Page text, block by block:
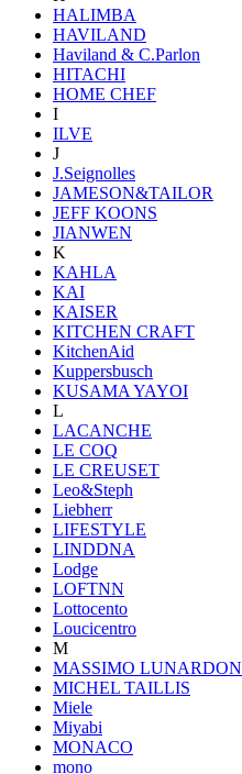
HALIMBA
HAVILAND
Haviland & C.Parlon
HITACHI
HOME CHEF
I
ILVE
J
J.Seignolles
JAMESON&TAILOR
JEFF KOONS
JIANWEN
K
KAHLA
KAI
KAISER
KITCHEN CRAFT
KitchenAid
Kuppersbusch
KUSAMA YAYOI
L
LACANCHE
LE COQ
LE CREUSET
Leo&Steph
Liebherr
LIFESTYLE
LINDDNA
Lodge
LOFTNN
Lottocento
Loucicentro
M
MASSIMO LUNARDON
MICHEL TAILLIS
Miele
Miyabi
MONACO
mono